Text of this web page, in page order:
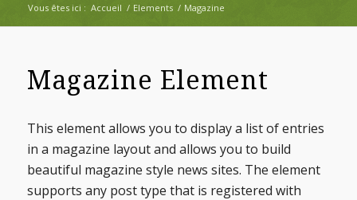
Vous êtes ici : Accueil / Elements / Magazine
Magazine Element
This element allows you to display a list of entries
in a magazine layout and allows you to build
beautiful magazine style news sites. The element
supports any post type that is registered with